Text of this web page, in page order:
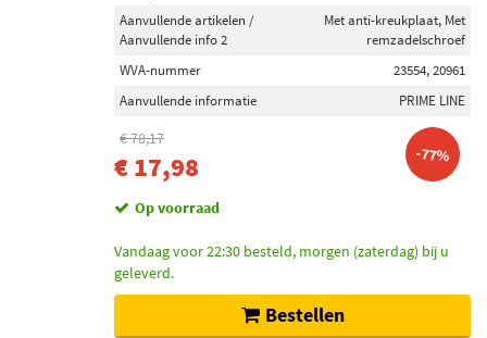
Achteras (186)
Op voorraad (1061)
Niet op voorraad (906)
Aanvullende artikelen /
Aanvullende info 2
Met anti-kreukplaat, Met
remzadelschroef
WVA-nummer
23554, 20961
Aanvullende informatie
PRIME LINE
€ 78,17
€ 17,98 -77%
Op voorraad
Vandaag voor 22:30 besteld, morgen (zaterdag) bij u
geleverd.
Bestellen